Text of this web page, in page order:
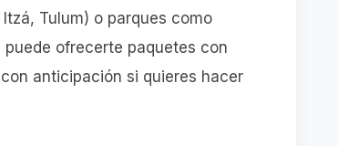
Tulum) o parques como
ofrecerte paquetes con
anticipación si quieres hacer